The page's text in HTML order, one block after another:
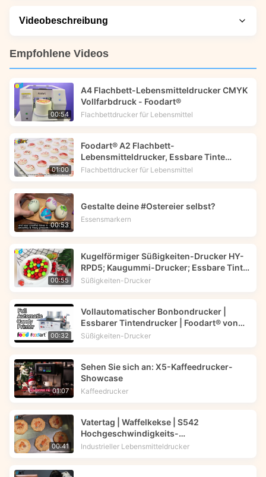
Videobeschreibung
Beobachten Sie die Schritt-für-Schritt-Anleitung und sehen
Video zeigt, wie die Hochgeschwindigkeitsausrüstung
wichtige Informationen, einschließlich Zeichen, Muster und
Marken, auf leere Hartkapseln für die Pharmaindustrie
Kappenausrichtungstechnologien, die sowohl für den Druck
kleiner als auch großer Chargen geeignet sind.
Empfohlene Videos
00:54
A4 Flachbett-Lebensmitteldrucker CMYK
Vollfarbdruck - Foodart®
Flachbettdrucker für Lebensmittel
01:00
Foodart® A2 Flachbett-
Lebensmitteldrucker, Essbare Tinte
Drucker druckt Blumenbild auf
Flachbettdrucker für Lebensmittel
00:53
Gestalte deine #Ostereier selbst?
Essensmarkern
00:55
Kugelförmiger Süßigkeiten-Drucker HY-
RPD5; Kaugummi-Drucker; Essbare Tinte
-- Foodart®
Süßigkeiten-Drucker
00:32
Vollautomatischer Bonbondrucker |
Essbarer Tintendrucker | Foodart® von
Foodprinttech
Süßigkeiten-Drucker
01:07
Sehen Sie sich an: X5-Kaffeedrucker-
Showcase
Kaffeedrucker
00:41
Vatertag | Waffelkekse | S542
Hochgeschwindigkeits-
Lebensmitteldrucker | Foodprinttech
Industrieller Lebensmitteldrucker